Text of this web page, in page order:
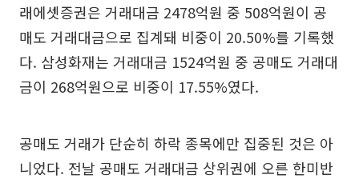
래에셋증권은 거래대금 2478억원 중 508억원이 공
매도 거래대금으로 집계돼 비중이 20.50%를 기록했
다. 삼성화재는 거래대금 1524억원 중 공매도 거래대
금이 268억원으로 비중이 17.55%였다.
공매도 거래가 단순히 하락 종목에만 집중된 것은 아
니었다. 전날 공매도 거래대금 상위권에 오른 한미반